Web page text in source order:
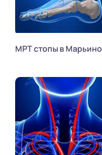
МРТ стопы в Марьино